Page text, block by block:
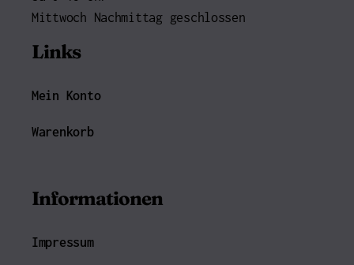
Mittwoch Nachmittag geschlossen
Links
Mein Konto
Warenkorb
Informationen
Impressum